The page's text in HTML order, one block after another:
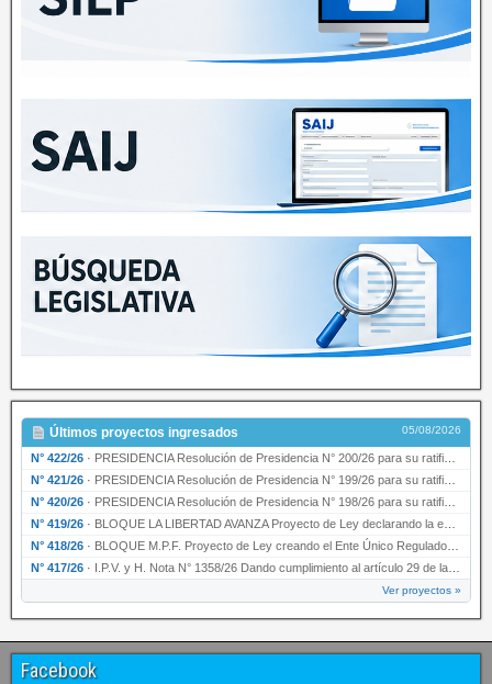
Últimos proyectos ingresados 05/08/2026
N° 422/26 · PRESIDENCIA Resolución de Presidencia N° 200/26 para su ratificación.
N° 421/26 · PRESIDENCIA Resolución de Presidencia N° 199/26 para su ratificación.
N° 420/26 · PRESIDENCIA Resolución de Presidencia N° 198/26 para su ratificación.
N° 419/26 · BLOQUE LA LIBERTAD AVANZA Proyecto de Ley declarando la esencialidad del servicio educativ…
N° 418/26 · BLOQUE M.P.F. Proyecto de Ley creando el Ente Único Regulador de servicios públicos de la …
N° 417/26 · I.P.V. y H. Nota N° 1358/26 Dando cumplimiento al artículo 29 de la Ley provincial N° 1399…
Ver proyectos »
Facebook